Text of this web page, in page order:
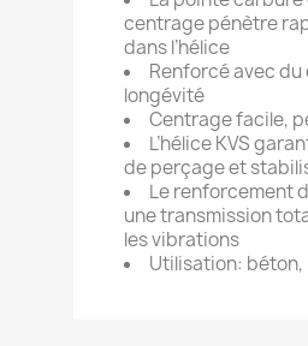
centrage pénètre
dans l’hélice
Renforcé avec
longévité
Centrage facile,
L’hélice KVS
de perçage et
Le renforcement
une transmission
les vibrations
Utilisation: